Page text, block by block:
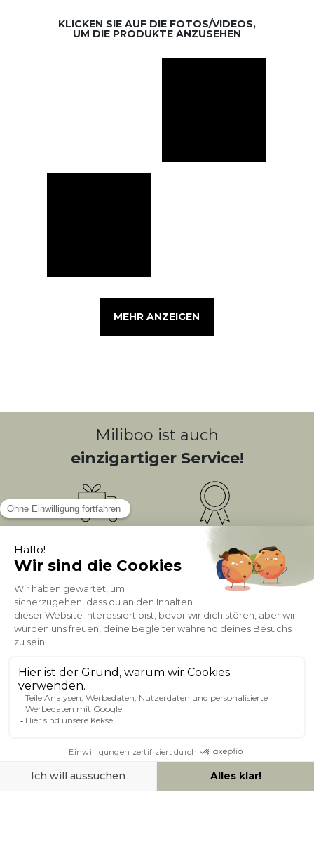
KLICKEN SIE AUF DIE FOTOS/VIDEOS,
UM DIE PRODUKTE ANZUSEHEN
MEHR ANZEIGEN
Miliboo ist auch
einzigartiger Service!
Bonusprogramm
PUNKTE = 5
HILFE & KONTAKT